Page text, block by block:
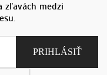
zľavách medzi